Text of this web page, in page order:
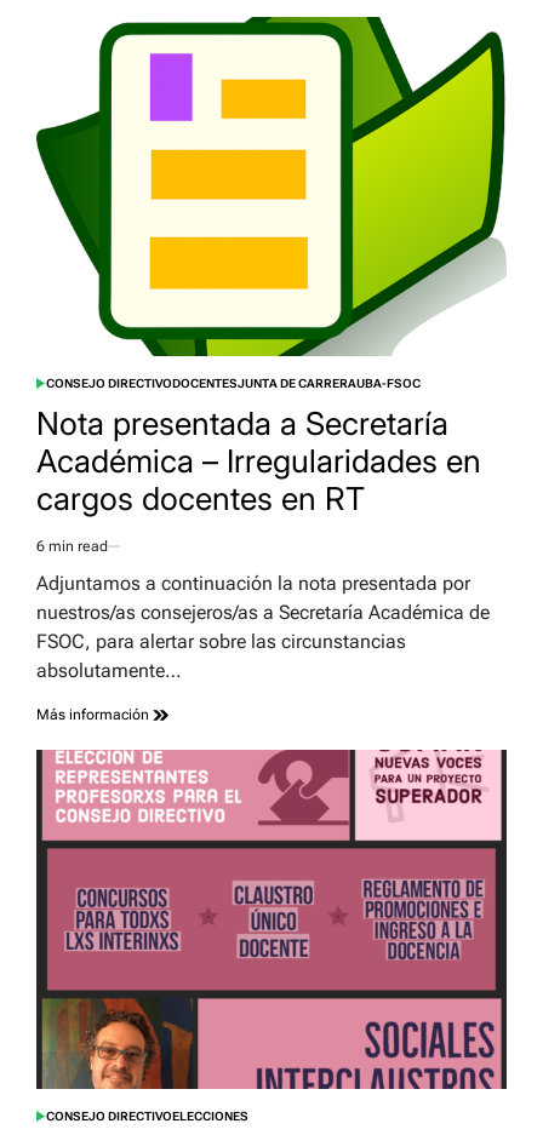
POSTED
CONSEJO DIRECTIVODOCENTESJUNTA DE CARRERAUBA-FSOC
Nota presentada a Secretaría
Académica – Irregularidades en
cargos docentes en RT
Estimated
read
time
6 min read
Adjuntamos a continuación la nota presentada por
nuestros/as consejeros/as a Secretaría Académica de
FSOC, para alertar sobre las circunstancias
absolutamente…
Más información
POSTED
CONSEJO DIRECTIVOELECCIONES